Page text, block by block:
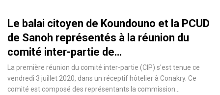
Le balai citoyen de Koundouno et la PCUD
de Sanoh représentés à la réunion du
comité inter-partie de…
La première réunion du comité inter-partie (CIP) s'est tenue ce
vendredi 3 juillet 2020, dans un réceptif hôtelier à Conakry. Ce
comité est composé des représentants la commission…